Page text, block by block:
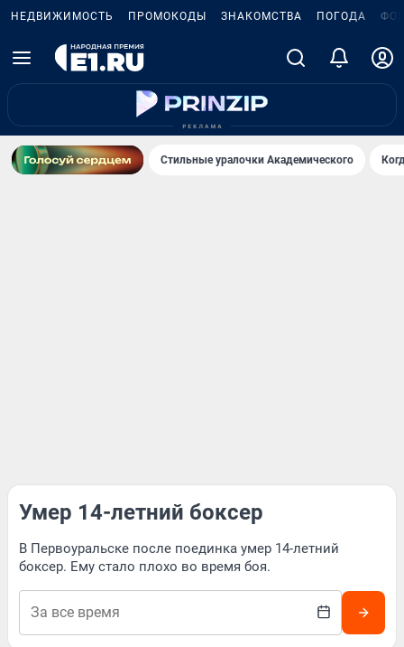
НЕДВИЖИМОСТЬ ПРОМОКОДЫ ЗНАКОМСТВА ПОГОДА
Стильные уралочки Академического
Умер 14-летний боксер
В Первоуральске после поединка умер 14-летний
боксер. Ему стало плохо во время боя.